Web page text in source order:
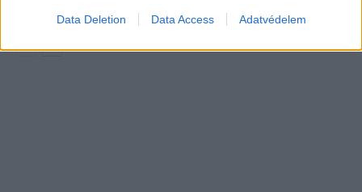
Data Deletion Data Access Adatvédelem